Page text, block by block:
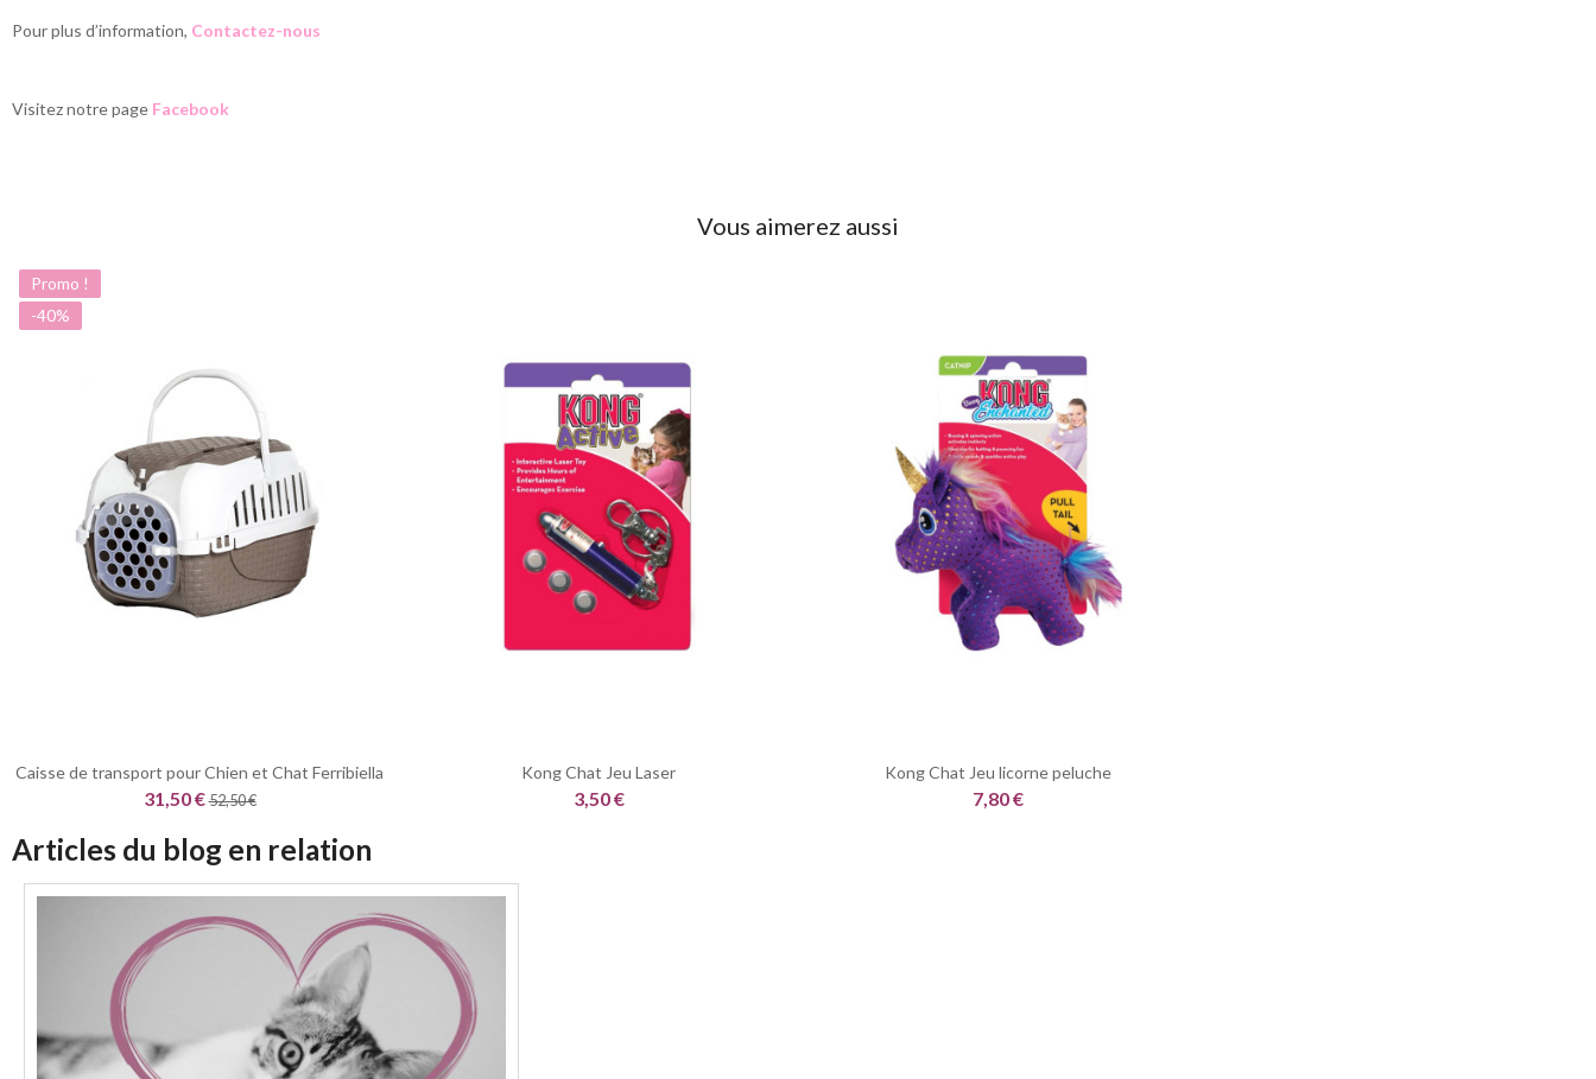
Pour plus d’information, Contactez-nous
Visitez notre page Facebook
Vous aimerez aussi
Promo !
-40%
Caisse de transport pour Chien et Chat Ferribiella
31,50 €52,50 €
Kong Chat Jeu Laser
3,50 €
Kong Chat Jeu licorne peluche
7,80 €
Articles du blog en relation